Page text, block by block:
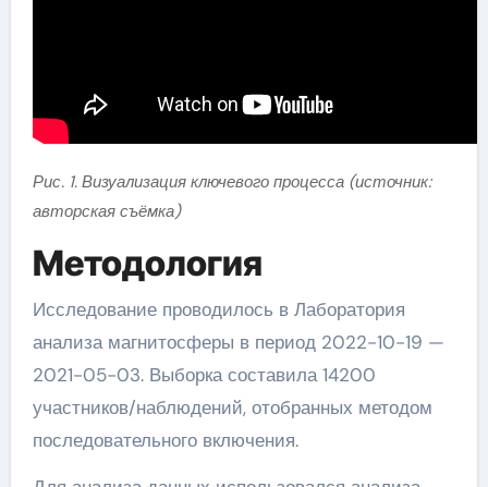
Рис. 1. Визуализация ключевого процесса (источник:
авторская съёмка)
Методология
Исследование проводилось в Лаборатория
анализа магнитосферы в период 2022-10-19 —
2021-05-03. Выборка составила 14200
участников/наблюдений, отобранных методом
последовательного включения.